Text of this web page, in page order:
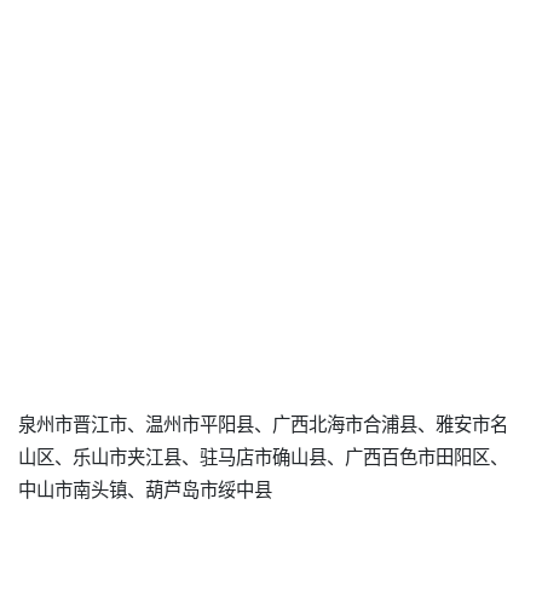
泉州市晋江市、温州市平阳县、广西北海市合浦县、雅安市名
山区、乐山市夹江县、驻马店市确山县、广西百色市田阳区、
中山市南头镇、葫芦岛市绥中县